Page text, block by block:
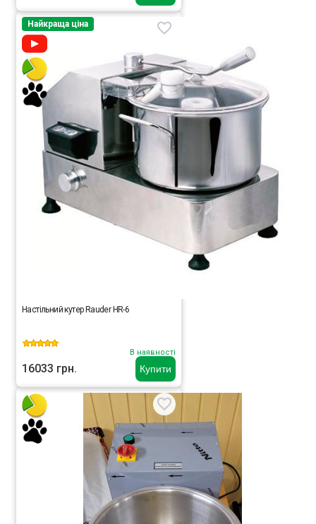
Купити
Найкраща ціна
Настільний кутер Rauder HR-6
В наявності
16033 грн.